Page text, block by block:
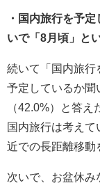
・国内旅行を予
いで「8月頃」と
続いて「国内旅行
予定しているか聞
（42.0%）と答え
国内旅行は考え
近での長距離移動
次いで、お盆休み